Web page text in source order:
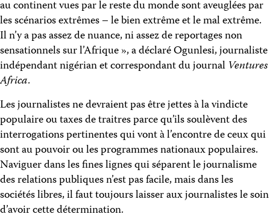
au continent vues par le reste du monde sont aveuglées par
les scénarios extrêmes – le bien extrême et le mal extrême.
Il n’y a pas assez de nuance, ni assez de reportages non
sensationnels sur l’Afrique », a déclaré Ogunlesi, journaliste
indépendant nigérian et correspondant du journal Ventures
Africa.
Les journalistes ne devraient pas être jettes à la vindicte
populaire ou taxes de traitres parce qu’ils soulèvent des
interrogations pertinentes qui vont à l’encontre de ceux qui
sont au pouvoir ou les programmes nationaux populaires.
Naviguer dans les fines lignes qui séparent le journalisme
des relations publiques n’est pas facile, mais dans les
sociétés libres, il faut toujours laisser aux journalistes le soin
d’avoir cette détermination.